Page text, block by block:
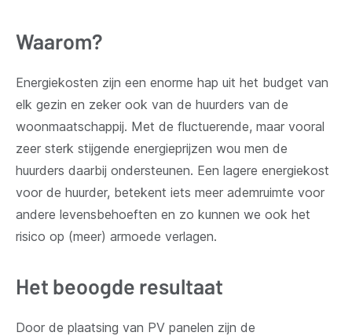
Waarom?
Energiekosten zijn een enorme hap uit het budget van
elk gezin en zeker ook van de huurders van de
woonmaatschappij. Met de fluctuerende, maar vooral
zeer sterk stijgende energieprijzen wou men de
huurders daarbij ondersteunen. Een lagere energiekost
voor de huurder, betekent iets meer ademruimte voor
andere levensbehoeften en zo kunnen we ook het
risico op (meer) armoede verlagen.
Het beoogde resultaat
Door de plaatsing van PV panelen zijn de